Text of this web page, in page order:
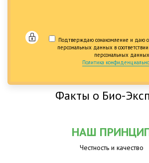
Подтверждаю ознакомление и даю
персональных данных в
персональных
Политика
Факты о Био-
НАШ
Честность и качество